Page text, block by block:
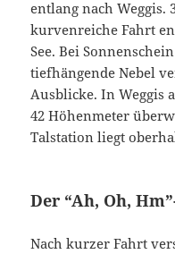
entlang nach Weggis.
kurvenreiche Fahrt
See. Bei
tiefhängende Nebel
Ausblicke. In Weggis
42 Höhenmeter
Talstation liegt
Der “Ah, Oh,
Nach kurzer Fahrt